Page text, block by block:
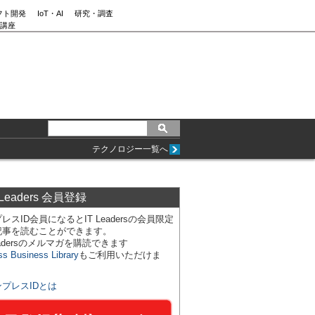
ト開発 IoT・AI
研究・調査
座
テクノロジー一覧へ
会員登録
スID会員になるとIT Leadersの会員限定
を読むことができます。
のメルマガを購読できます
Business Libraryもご利用いただけま
プレスIDとは